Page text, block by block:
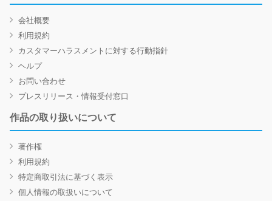
会社概要
利用規約
カスタマーハラスメントに対する行動指針
ヘルプ
お問い合わせ
プレスリリース・情報受付窓口
作品の取り扱いについて
著作権
利用規約
特定商取引法に基づく表示
個人情報の取扱いについて